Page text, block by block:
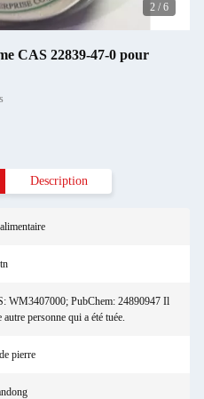
2 / 6
CAS 22839-47-0 pour
Description
WM3407000; PubChem: 24890947 Il
autre personne qui a été tuée.
pierre